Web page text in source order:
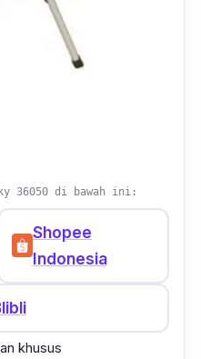
36050 di bawah ini:
Shopee
Indonesia
khusus